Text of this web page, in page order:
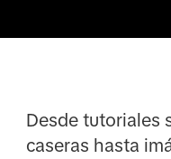
Desde tutoriales
caseras hasta